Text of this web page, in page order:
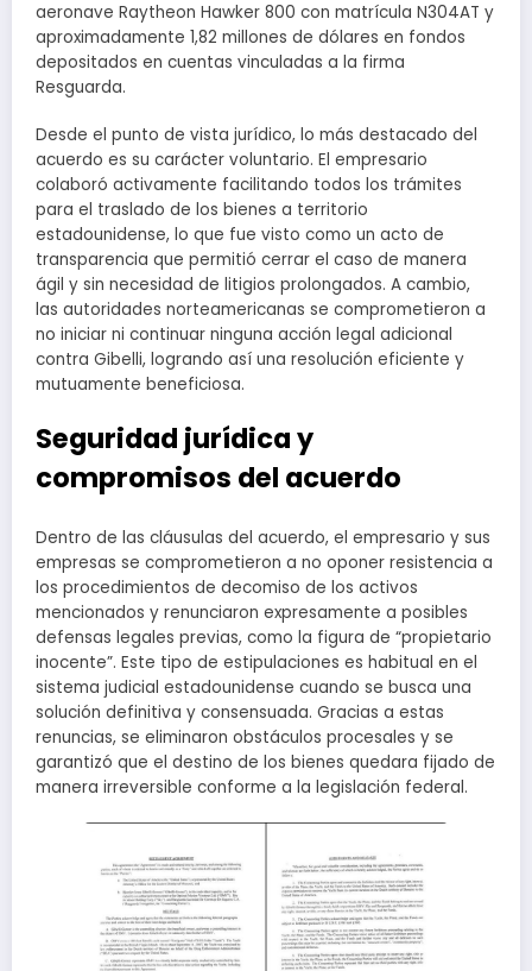
aeronave Raytheon Hawker 800 con matrícula N304AT y
aproximadamente 1,82 millones de dólares en fondos
depositados en cuentas vinculadas a la firma
Resguarda.
Desde el punto de vista jurídico, lo más destacado del
acuerdo es su carácter voluntario. El empresario
colaboró activamente facilitando todos los trámites
para el traslado de los bienes a territorio
estadounidense, lo que fue visto como un acto de
transparencia que permitió cerrar el caso de manera
ágil y sin necesidad de litigios prolongados. A cambio,
las autoridades norteamericanas se comprometieron a
no iniciar ni continuar ninguna acción legal adicional
contra Gibelli, logrando así una resolución eficiente y
mutuamente beneficiosa.
Seguridad jurídica y
compromisos del acuerdo
Dentro de las cláusulas del acuerdo, el empresario y sus
empresas se comprometieron a no oponer resistencia a
los procedimientos de decomiso de los activos
mencionados y renunciaron expresamente a posibles
defensas legales previas, como la figura de “propietario
inocente”. Este tipo de estipulaciones es habitual en el
sistema judicial estadounidense cuando se busca una
solución definitiva y consensuada. Gracias a estas
renuncias, se eliminaron obstáculos procesales y se
garantizó que el destino de los bienes quedara fijado de
manera irreversible conforme a la legislación federal.